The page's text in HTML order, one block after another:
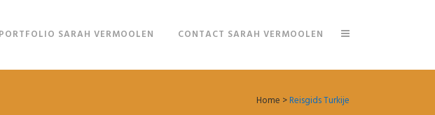
PORTFOLIO SARAH VERMOOLEN CONTACT SARAH VERMOOLEN
Home >Reisgids Turkije